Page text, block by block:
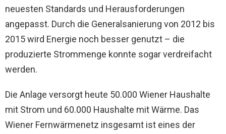
neuesten Standards und Herausforderungen
angepasst. Durch die Generalsanierung von 2012 bis
2015 wird Energie noch besser genutzt – die
produzierte Strommenge konnte sogar verdreifacht
werden.
Die Anlage versorgt heute 50.000 Wiener Haushalte
mit Strom und 60.000 Haushalte mit Wärme. Das
Wiener Fernwärmenetz insgesamt ist eines der